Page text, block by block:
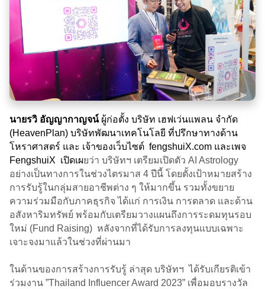
นายรวิ อัญญากาญจน์ผู้ก่อตั้ง บริษัท เฮฟเว่นแพลน จำกัด
(HeavenPlan) บริษัทพัฒนาเทคโนโลยี ที่ปรึกษาทางด้าน
โหราศาสตร์ และ เจ้าของเว็บไซต์ fengshuiX.com และเพจ
FengshuiX เปิดเผยว่า บริษัทฯ เตรียมเปิดตัว AI Astrology
อย่างเป็นทางการในช่วงไตรมาส 4 ปีนี้ โดยตั้งเป้าหมายสร้าง
การรับรู้ในกลุ่มสายอาชีพต่าง ๆ ให้มากขึ้น รวมทั้งขยาย
ความร่วมมือกับภาคธุรกิจ ได้แก่ การเงิน การตลาด และด้าน
อสังหาริมทรัพย์ พร้อมกับเตรียมวางแผนถึงการระดมทุนรอบ
ใหม่ (Fund Raising) หลังจากที่ได้รับการลงทุนแบบเฉพาะ
เจาะจงมาแล้วในช่วงที่ผ่านมา
ในด้านของการสร้างการรับรู้ ล่าสุด บริษัทฯ ได้รับเกียรติเข้า
ร่วมงาน ”Thailand Influencer Award 2023” เพื่อมอบรางวัล